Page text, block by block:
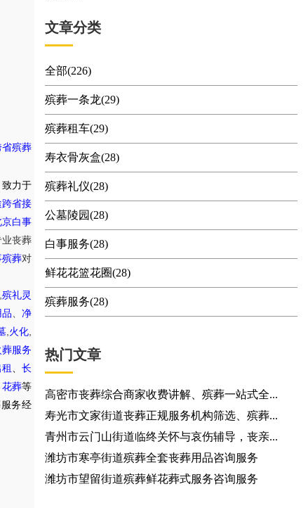
殡葬
致力于
省接
京白事
业丧葬
殡葬对
殡礼灵
、净
, 火化
葬服务
、长
花葬等
务经
文章分类
全部(226)
殡葬一条龙(29)
殡葬租车(29)
寿衣骨灰盒(28)
殡葬礼仪(28)
公墓陵园(28)
白事服务(28)
鲜花花篮花圈(28)
殡葬服务(28)
热门文章
高密市丧葬综合商家收费讲解、殡葬一站式全...
寿光市文家街道丧葬正规服务机构筛选、殡葬...
青州市云门山街道临终关怀与哀伤辅导，丧亲...
潍坊市寒亭街道殡葬全套丧葬用品咨询服务
潍坊市望留街道殡葬鲜花葬式服务咨询服务